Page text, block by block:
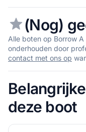
(Nog)
Alle boten op Borrow
onderhouden door
contact met ons op
deze boot